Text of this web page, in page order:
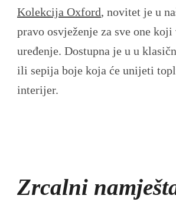
Kolekcija Oxford, novitet je u
pravo osvježenje za sve one
uređenje. Dostupna je u u
ili sepija boje koja će unijeti
interijer.
Zrcalni